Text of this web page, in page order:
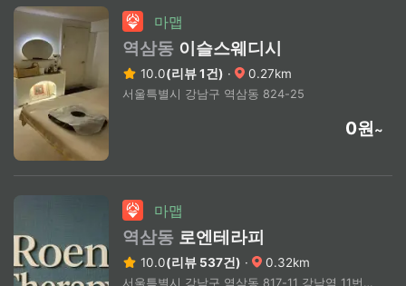
마맵
역삼동 이슬스웨디시
10.0(리뷰 1건) · 0.27km
서울특별시 강남구 역삼동 824-25
0원~
마맵
역삼동 로엔테라피
10.0(리뷰 537건) · 0.32km
서울특별시 강남구 역삼동 817-11 강남역 11번 출구 도보 2분